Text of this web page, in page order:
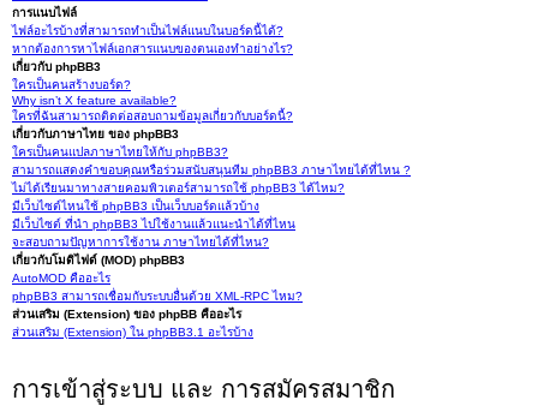
การแนบไฟล์
ไฟล์อะไรบ้างที่สามารถทำเป็นไฟล์แนบในบอร์ดนี้ได้?
หากต้องการหาไฟล์เอกสารแนบของตนเองทำอย่างไร?
เกี่ยวกับ phpBB3
ใครเป็นคนสร้างบอร์ด?
Why isn’t X feature available?
ใครที่ฉันสามารถติดต่อสอบถามข้อมูลเกี่ยวกับบอร์ดนี้?
เกี่ยวกับภาษาไทย ของ phpBB3
ใครเป็นคนแปลภาษาไทยให้กับ phpBB3?
สามารถแสดงคำขอบคุณหรือร่วมสนับสนุนทีม phpBB3 ภาษาไทยได้ที่ไหน ?
ไม่ได้เรียนมาทางสายคอมพิวเตอร์สามารถใช้ phpBB3 ได้ไหม?
มีเว็บไซต์ไหนใช้ phpBB3 เป็นเว็บบอร์ดแล้วบ้าง
มีเว็บไซต์ ที่นำ phpBB3 ไปใช้งานแล้วแนะนำได้ที่ไหน
จะสอบถามปัญหาการใช้งาน ภาษาไทยได้ที่ไหน?
เกี่ยวกับโมดิไฟด์ (MOD) phpBB3
AutoMOD คืออะไร
phpBB3 สามารถเชื่อมกับระบบอื่นด้วย XML-RPC ไหม?
ส่วนเสริม (Extension) ของ phpBB คืออะไร
ส่วนเสริม (Extension) ใน phpBB3.1 อะไรบ้าง
การเข้าสู่ระบบ และ การสมัครสมาชิก